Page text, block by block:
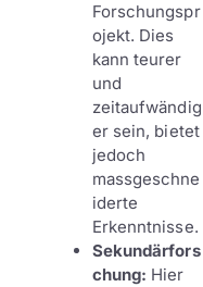
Forschungspr
ojekt. Dies
kann teurer
und
zeitaufwändig
er sein, bietet
jedoch
massgeschne
iderte
Erkenntnisse.
Sekundärfors
chung: Hier